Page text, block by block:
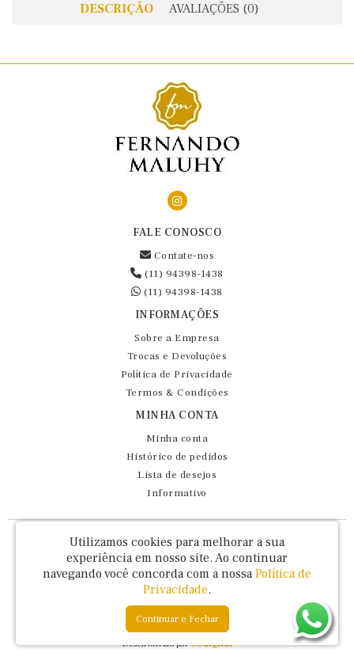
DESCRIÇÃO AVALIAÇÕES (0)
FALE CONOSCO
Contate-nos
(11) 94398-1438
(11) 94398-1438
INFORMAÇÕES
Sobre a Empresa
Trocas e Devoluções
Política de Privacidade
Termos & Condições
MINHA CONTA
Minha conta
Histórico de pedidos
Lista de desejos
Informativo
Fernando Maluhy Cia Ltda - CNPJ: 60.458.825/0001-86
Rua Dr Euclydes da Cunha, 47 - Brás - São Paulo / SP - CEP 03016-030
Fernando Maluhy © 2026
Desenvolvido por88digital
Utilizamos cookies para melhorar a sua
experiência em nosso site. Ao continuar
navegando você concorda com a nossa Política de
Privacidade.
Continuar e Fechar